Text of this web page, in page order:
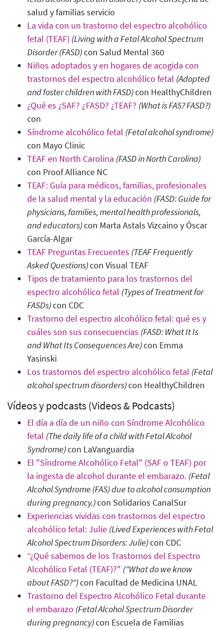
salud y familias servicio
La vida con un trastorno del espectro alcohólico
fetal (TEAF) (Living with a Fetal Alcohol Spectrum
Disorder (FASD)con Salud Mental 360
Niños adoptados y en hogares de acogida con
trastornos del espectro alcohólico fetal (Adopted
and foster children with FASD)con HealthyChildren
¿Qué es ¿SAF? ¿FASD? ¿TEAF? (What is FAS? FASD?)
con
Síndrome alcohólico fetal (Fetal alcohol syndrome)
con Mayo Clinic
TEAF en North Carolina (FASD in North Carolina)
con Proof Alliance NC
TEAF: Guía para médicos, familias, profesionales
de la salud mental y la educación (FASD: Guide for
physicians, families, mental health professionals,
and educators)con Marta Astals Vizcaino y Óscar
García-Algar
TEAF Preguntas Frecuentes (TEAF Frequently
Asked Questions)con Visual TEAF
Tipos de tratamiento para los trastornos del
espectro alcohólico fetal (Types of Treatment for
FASDs)con CDC
Trastorno del espectro alcohólico fetal: qué es y
cuáles son sus consecuencias (FASD: What It Is
and What Its Consequences Are)con Emma
Yasinski
Los trastornos del espectro alcohólico fetal (Fetal
alcohol spectrum disorders)con HealthyChildren
Vídeos y podcasts (Videos & Podcasts)
El día a día de un niño con Síndrome Alcohólico
fetal (The daily life of a child with Fetal Alcohol
Syndrome)con LaVanguardia
El "Síndrome Alcohólico Fetal" (SAF o TEAF) por
la ingesta de alcohol durante el embarazo. (Fetal
Alcohol Syndrome (FAS) due to alcohol consumption
during pregnancy.)con Solidarios CanalSur
Experiencias vividas con trastornos del espectro
alcohólico fetal: Julie (Lived Experiences with Fetal
Alcohol Spectrum Disorders: Julie)con CDC
“¿Qué sabemos de los Trastornos del Espectro
Alcohólico Fetal (TEAF)?" ("What do we know
about FASD?")con Facultad de Medicina UNAL
Trastorno del Espectro Alcohólico Fetal durante
el embarazo (Fetal Alcohol Spectrum Disorder
during pregnancy)con Escuela de Familias